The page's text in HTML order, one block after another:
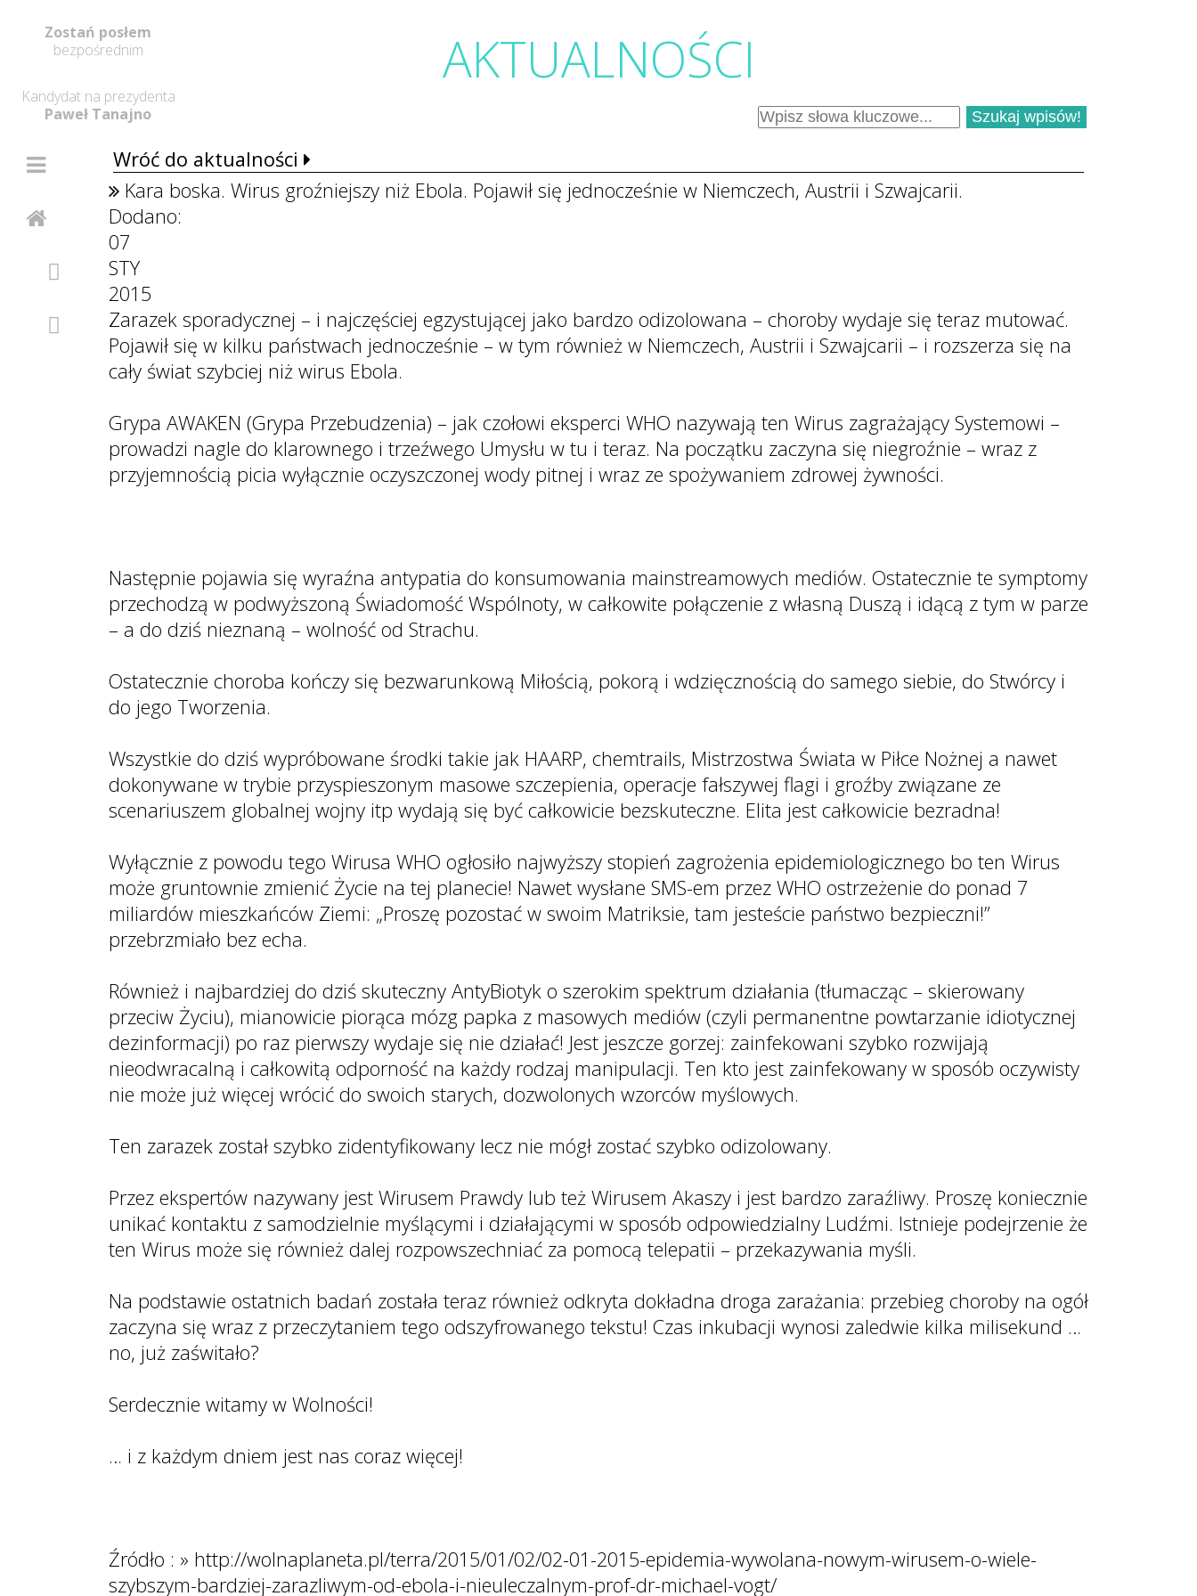
AKTUALNOŚCI
Wróć do aktualności
Kara boska. Wirus groźniejszy niż Ebola. Pojawił się jednocześnie w Niemczech, Austrii i Szwajcarii.
Dodano:
07
STY
2015
Zarazek sporadycznej – i najczęściej egzystującej jako bardzo odizolowana – choroby wydaje się teraz mutować.
Pojawił się w kilku państwach jednocześnie – w tym również w Niemczech, Austrii i Szwajcarii – i rozszerza się na
cały świat szybciej niż wirus Ebola.
Grypa AWAKEN (Grypa Przebudzenia) – jak czołowi eksperci WHO nazywają ten Wirus zagrażający Systemowi –
prowadzi nagle do klarownego i trzeźwego Umysłu w tu i teraz. Na początku zaczyna się niegroźnie – wraz z
przyjemnością picia wyłącznie oczyszczonej wody pitnej i wraz ze spożywaniem zdrowej żywności.
Następnie pojawia się wyraźna antypatia do konsumowania mainstreamowych mediów. Ostatecznie te symptomy
przechodzą w podwyższoną Świadomość Wspólnoty, w całkowite połączenie z własną Duszą i idącą z tym w parze
– a do dziś nieznaną – wolność od Strachu.
Ostatecznie choroba kończy się bezwarunkową Miłością, pokorą i wdzięcznością do samego siebie, do Stwórcy i
do jego Tworzenia.
Wszystkie do dziś wypróbowane środki takie jak HAARP, chemtrails, Mistrzostwa Świata w Piłce Nożnej a nawet
dokonywane w trybie przyspieszonym masowe szczepienia, operacje fałszywej flagi i groźby związane ze
scenariuszem globalnej wojny itp wydają się być całkowicie bezskuteczne. Elita jest całkowicie bezradna!
Wyłącznie z powodu tego Wirusa WHO ogłosiło najwyższy stopień zagrożenia epidemiologicznego bo ten Wirus
może gruntownie zmienić Życie na tej planecie! Nawet wysłane SMS-em przez WHO ostrzeżenie do ponad 7
miliardów mieszkańców Ziemi: „Proszę pozostać w swoim Matriksie, tam jesteście państwo bezpieczni!”
przebrzmiało bez echa.
Również i najbardziej do dziś skuteczny AntyBiotyk o szerokim spektrum działania (tłumacząc – skierowany
przeciw Życiu), mianowicie piorąca mózg papka z masowych mediów (czyli permanentne powtarzanie idiotycznej
dezinformacji) po raz pierwszy wydaje się nie działać! Jest jeszcze gorzej: zainfekowani szybko rozwijają
nieodwracalną i całkowitą odporność na każdy rodzaj manipulacji. Ten kto jest zainfekowany w sposób oczywisty
nie może już więcej wrócić do swoich starych, dozwolonych wzorców myślowych.
Ten zarazek został szybko zidentyfikowany lecz nie mógł zostać szybko odizolowany.
Przez ekspertów nazywany jest Wirusem Prawdy lub też Wirusem Akaszy i jest bardzo zaraźliwy. Proszę koniecznie
unikać kontaktu z samodzielnie myślącymi i działającymi w sposób odpowiedzialny Ludźmi. Istnieje podejrzenie że
ten Wirus może się również dalej rozpowszechniać za pomocą telepatii – przekazywania myśli.
Na podstawie ostatnich badań została teraz również odkryta dokładna droga zarażania: przebieg choroby na ogół
zaczyna się wraz z przeczytaniem tego odszyfrowanego tekstu! Czas inkubacji wynosi zaledwie kilka milisekund …
no, już zaświtało?
Serdecznie witamy w Wolności!
… i z każdym dniem jest nas coraz więcej!
Źródło : » http://wolnaplaneta.pl/terra/2015/01/02/02-01-2015-epidemia-wywolana-nowym-wirusem-o-wiele-
szybszym-bardziej-zarazliwym-od-ebola-i-nieuleczalnym-prof-dr-michael-vogt/
Zostań posłem
bezpośrednim
Kandydat na prezydenta
Paweł Tanajno